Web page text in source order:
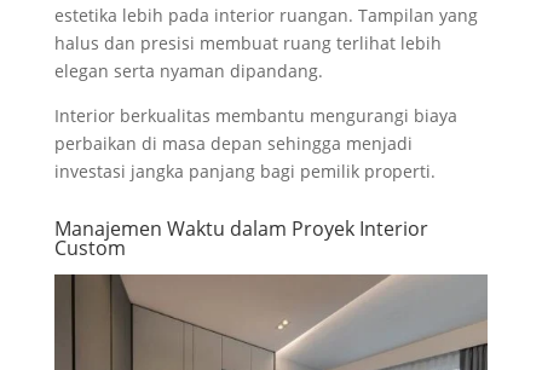
estetika lebih pada interior ruangan. Tampilan yang
halus dan presisi membuat ruang terlihat lebih
elegan serta nyaman dipandang.
Interior berkualitas membantu mengurangi biaya
perbaikan di masa depan sehingga menjadi
investasi jangka panjang bagi pemilik properti.
Manajemen Waktu dalam Proyek Interior
Custom